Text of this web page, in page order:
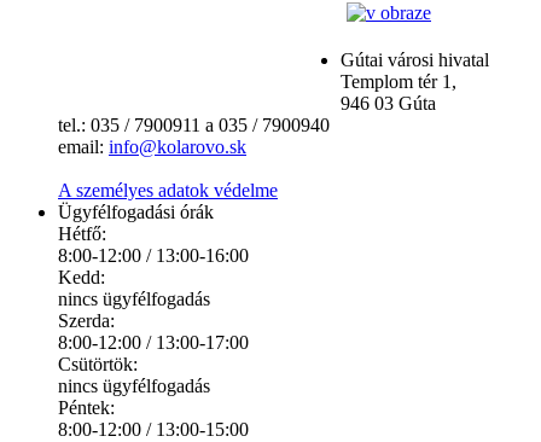
Gútai városi hivatal
Templom tér 1,
946 03 Gúta
tel.: 035 / 7900911 a 035 / 7900940
email: info@kolarovo.sk
A személyes adatok védelme
Ügyfélfogadási órák
Hétfő:
8:00-12:00 / 13:00-16:00
Kedd:
nincs ügyfélfogadás
Szerda:
8:00-12:00 / 13:00-17:00
Csütörtök:
nincs ügyfélfogadás
Péntek:
8:00-12:00 / 13:00-15:00